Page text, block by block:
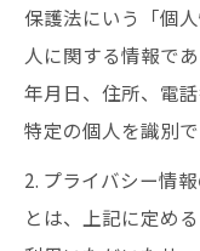
保護法にいう「個
人に関する情報で
年月日、住所、電
特定の個人を識別
2. プライバシー情
とは、上記に定め